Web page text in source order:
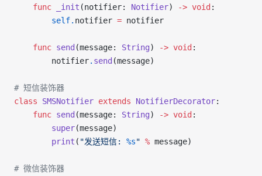
    func
_init (notifier: Notifier) -> void :
        self.
notifier = notifier
    func
send (message: String) -> void :
        notifier
. send (message)
# 短信装饰器
class SMSNotifier extends NotifierDecorator:
    func
send (message: String) -> void :
        super
(message)
        print
( "发送短信: %s" % message)
# 微信装饰器